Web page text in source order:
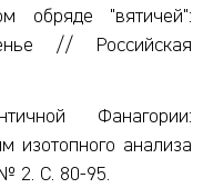
обряде "вятичей":
// Российская
Фанагории:
изотопного анализа
2. С. 80-95.